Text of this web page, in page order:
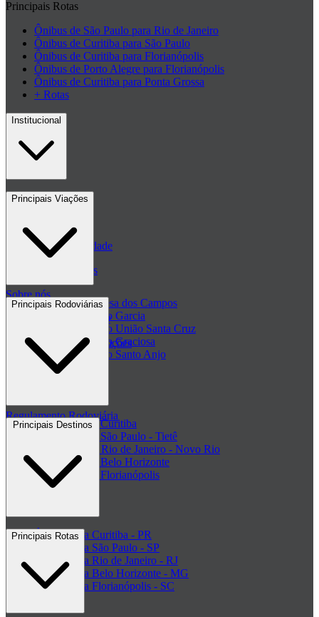
Principais Rotas
Ônibus de São Paulo para Rio de Janeiro
Ônibus de Curitiba para São Paulo
Ônibus de Curitiba para Florianópolis
Ônibus de Porto Alegre para Florianópolis
Ônibus de Curitiba para Ponta Grossa
+ Rotas
Institucional
Contato
Políticas de Privacidade
Passagens de ônibus
Sobre nós
Central de ajuda - FAQ
Regulamento de Promoções
Clube de ofertas
Regulamento Rodoviária
Principais Viações
Passagem Princesa dos Campos
Passagem Viação Garcia
Passagem Viação União Santa Cruz
Passagem Viação Graciosa
Passagem Viação Santo Anjo
+ Viações
Principais Rodoviárias
Rodoviária de Curitiba
Rodoviária de São Paulo - Tietê
Rodoviária do Rio de Janeiro - Novo Rio
Rodoviária de Belo Horizonte
Rodoviária de Florianópolis
+ Rodoviárias
Ônibus para Curitiba - PR
Ônibus para São Paulo - SP
Ônibus para Rio de Janeiro - RJ
Ônibus para Belo Horizonte - MG
Ônibus para Florianópolis - SC
Principais Rotas